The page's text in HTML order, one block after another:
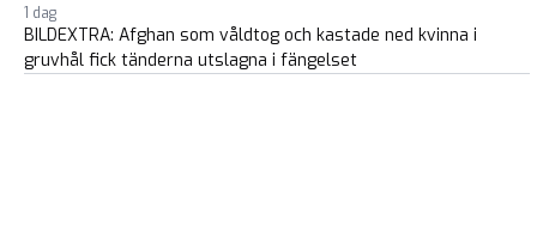
1 dag
BILDEXTRA: Afghan som våldtog och kastade ned kvinna i
gruvhål fick tänderna utslagna i fängelset